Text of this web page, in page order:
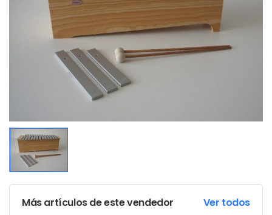
Más artículos de este vendedor Ver todos